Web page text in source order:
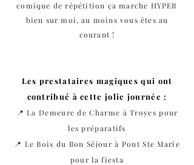
comique de répétition ça marche HYPER
bien sur moi, au moins vous êtes au
courant !
Les prestataires magiques qui ont
contribué à cette jolie journée :
📍La Demeure de Charme à Troyes pour
les préparatifs
📍 Le Bois du Bon Séjour à Pont Ste Marie
pour la fiesta